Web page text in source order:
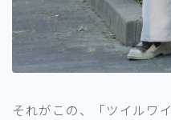
それがこの、「ツイルワ